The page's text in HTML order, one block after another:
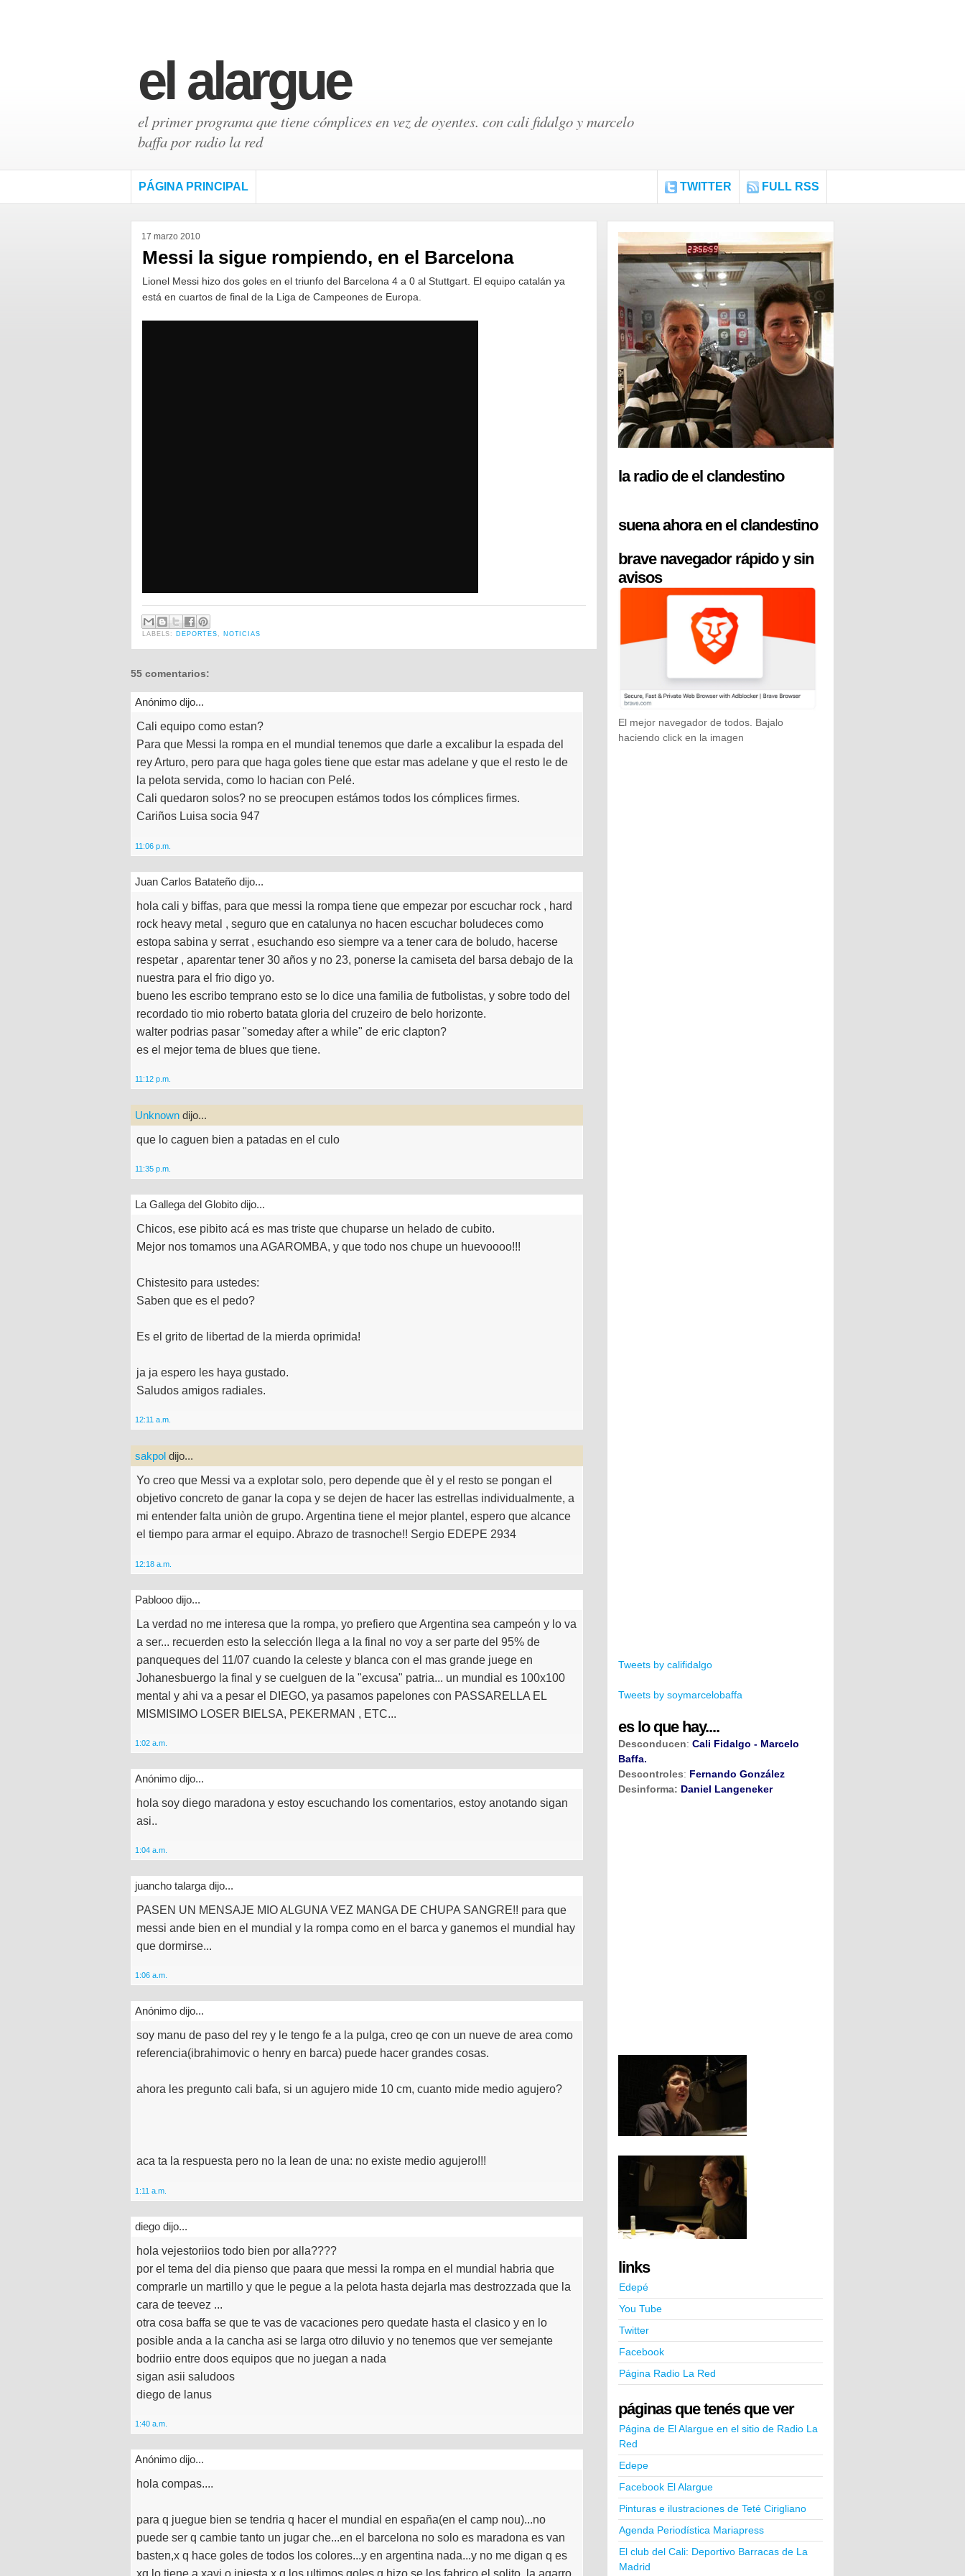
el alargue
el primer programa que tiene cómplices en vez de oyentes. con cali fidalgo y marcelo
baffa por radio la red
PÁGINA PRINCIPAL TWITTER FULL RSS
17 marzo 2010
Messi la sigue rompiendo, en el Barcelona
Lionel Messi hizo dos goles en el triunfo del Barcelona 4 a 0 al Stuttgart. El equipo catalán ya
está en cuartos de final de la Liga de Campeones de Europa.
LABELS: DEPORTES NOTICIAS
55 comentarios:
Anónimo dijo...
Cali equipo como estan?
Para que Messi la rompa en el mundial tenemos que darle a excalibur la espada del
rey Arturo, pero para que haga goles tiene que estar mas adelane y que el resto le de
la pelota servida, como lo hacian con Pelé.
Cali quedaron solos? no se preocupen estámos todos los cómplices firmes.
Cariños Luisa socia 947
11:06 p.m.
Juan Carlos Batateño dijo...
hola cali y biffas, para que messi la rompa tiene que empezar por escuchar rock , hard
rock heavy metal , seguro que en catalunya no hacen escuchar boludeces como
estopa sabina y serrat , esuchando eso siempre va a tener cara de boludo, hacerse
respetar , aparentar tener 30 años y no 23, ponerse la camiseta del barsa debajo de la
nuestra para el frio digo yo.
bueno les escribo temprano esto se lo dice una familia de futbolistas, y sobre todo del
recordado tio mio roberto batata gloria del cruzeiro de belo horizonte.
walter podrias pasar "someday after a while" de eric clapton?
es el mejor tema de blues que tiene.
11:12 p.m.
Unknown dijo...
que lo caguen bien a patadas en el culo
11:35 p.m.
La Gallega del Globito dijo...
Chicos, ese pibito acá es mas triste que chuparse un helado de cubito.
Mejor nos tomamos una AGAROMBA, y que todo nos chupe un huevoooo!!!
Chistesito para ustedes:
Saben que es el pedo?
Es el grito de libertad de la mierda oprimida!
ja ja espero les haya gustado.
Saludos amigos radiales.
12:11 a.m.
sakpol dijo...
Yo creo que Messi va a explotar solo, pero depende que èl y el resto se pongan el
objetivo concreto de ganar la copa y se dejen de hacer las estrellas individualmente, a
mi entender falta uniòn de grupo. Argentina tiene el mejor plantel, espero que alcance
el tiempo para armar el equipo. Abrazo de trasnoche!! Sergio EDEPE 2934
12:18 a.m.
Pablooo dijo...
La verdad no me interesa que la rompa, yo prefiero que Argentina sea campeón y lo va
a ser... recuerden esto la selección llega a la final no voy a ser parte del 95% de
panqueques del 11/07 cuando la celeste y blanca con el mas grande juege en
Johanesbuergo la final y se cuelguen de la "excusa" patria... un mundial es 100x100
mental y ahi va a pesar el DIEGO, ya pasamos papelones con PASSARELLA EL
MISMISIMO LOSER BIELSA, PEKERMAN , ETC...
1:02 a.m.
Anónimo dijo...
hola soy diego maradona y estoy escuchando los comentarios, estoy anotando sigan
asi..
1:04 a.m.
juancho talarga dijo...
PASEN UN MENSAJE MIO ALGUNA VEZ MANGA DE CHUPA SANGRE!! para que
messi ande bien en el mundial y la rompa como en el barca y ganemos el mundial hay
que dormirse...
1:06 a.m.
Anónimo dijo...
soy manu de paso del rey y le tengo fe a la pulga, creo qe con un nueve de area como
referencia(ibrahimovic o henry en barca) puede hacer grandes cosas.
ahora les pregunto cali bafa, si un agujero mide 10 cm, cuanto mide medio agujero?
aca ta la respuesta pero no la lean de una: no existe medio agujero!!!
1:11 a.m.
diego dijo...
hola vejestoriios todo bien por alla????
por el tema del dia pienso que paara que messi la rompa en el mundial habria que
comprarle un martillo y que le pegue a la pelota hasta dejarla mas destrozzada que la
cara de teevez ...
otra cosa baffa se que te vas de vacaciones pero quedate hasta el clasico y en lo
posible anda a la cancha asi se larga otro diluvio y no tenemos que ver semejante
bodriio entre doos equipos que no juegan a nada
sigan asii saludoos
diego de lanus
1:40 a.m.
Anónimo dijo...
hola compas....
para q juegue bien se tendria q hacer el mundial en españa(en el camp nou)...no
puede ser q cambie tanto un jugar che...en el barcelona no solo es maradona es van
basten,x q hace goles de todos los colores...y en argentina nada...y no me digan q es
xq lo tiene a xavi o iniesta,x q los ultimos goles q hizo se los fabrico el solito..la agarro
la radio de el clandestino
suena ahora en el clandestino
brave navegador rápido y sin
avisos
El mejor navegador de todos. Bajalo
haciendo click en la imagen
Tweets by califidalgo
Tweets by soymarcelobaffa
es lo que hay....
Desconducen: Cali Fidalgo - Marcelo
Baffa.
Descontroles: Fernando González
Desinforma: Daniel Langeneker
links
Edepé
You Tube
Twitter
Facebook
Página Radio La Red
páginas que tenés que ver
Página de El Alargue en el sitio de Radio La
Red
Edepe
Facebook El Alargue
Pinturas e ilustraciones de Teté Cirigliano
Agenda Periodística Mariapress
El club del Cali: Deportivo Barracas de La
Madrid